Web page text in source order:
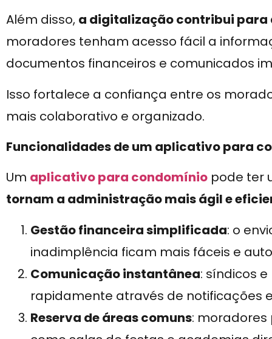
Além disso, a digitalização contribui
moradores tenham acesso fácil a
documentos financeiros e comunicados
Isso fortalece a confiança entre os
mais colaborativo e organizado.
Funcionalidades de um aplicativo para
Um aplicativo para condomínio pode ter
tornam a administração mais ágil e
Gestão financeira simplificada: o
inadimplência ficam mais fáceis e
Comunicação instantânea: síndicos
rapidamente através de notificações
Reserva de áreas comuns: